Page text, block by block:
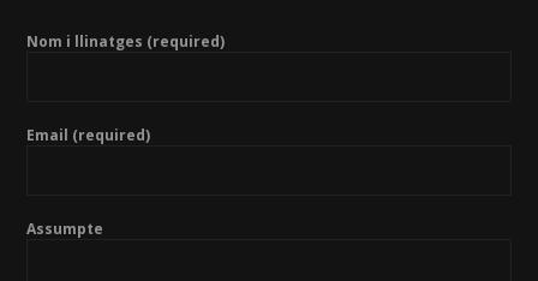
Nom i llinatges (required)
Email (required)
Assumpte